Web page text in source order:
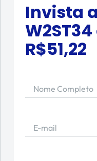
Invista
W2ST34
R$51,22
Nome Completo
E-mail